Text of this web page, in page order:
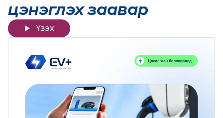
цэнэглэх заавар
Үзэх